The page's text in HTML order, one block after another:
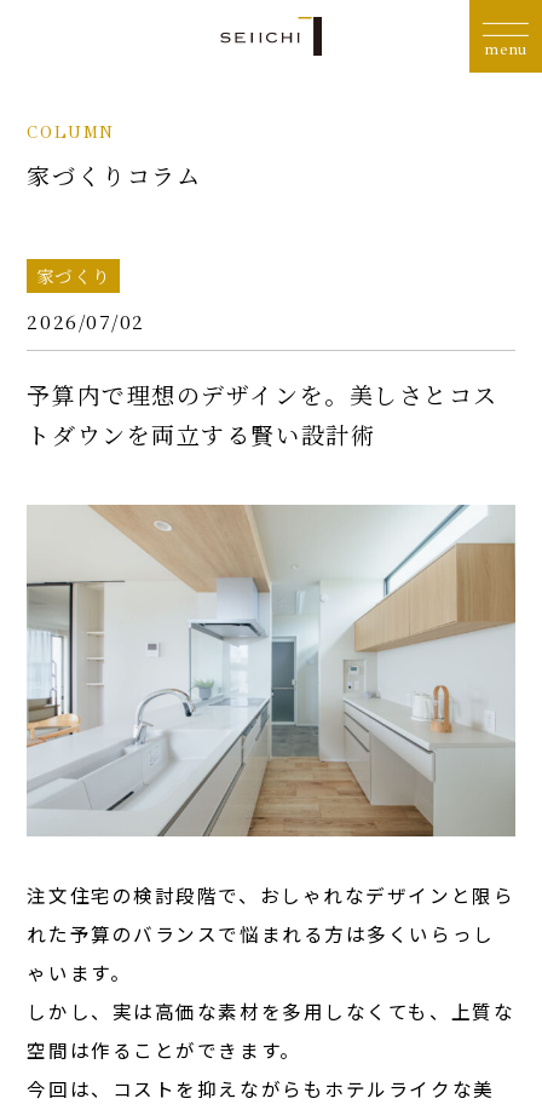
COLUMN
家づくりコラム
家づくり
2026/07/02
予算内で理想のデザインを。美しさとコス
トダウンを両立する賢い設計術
注文住宅の検討段階で、おしゃれなデザインと限ら
れた予算のバランスで悩まれる方は多くいらっし
ゃいます。
しかし、実は高価な素材を多用しなくても、上質な
空間は作ることができます。
今回は、コストを抑えながらもホテルライクな美